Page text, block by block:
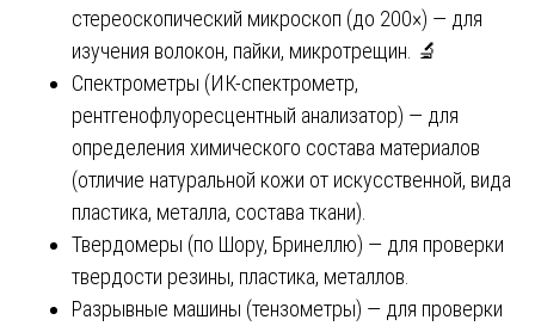
стереоскопический микроскоп (до 200×) — для
изучения волокон, пайки, микротрещин. 🔬
Спектрометры (ИК-спектрометр,
рентгенофлуоресцентный анализатор) — для
определения химического состава материалов
(отличие натуральной кожи от искусственной, вида
пластика, металла, состава ткани).
Твердомеры (по Шору, Бринеллю) — для проверки
твердости резины, пластика, металлов.
Разрывные машины (тензометры) — для проверки